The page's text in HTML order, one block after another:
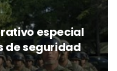
especial
de seguridad